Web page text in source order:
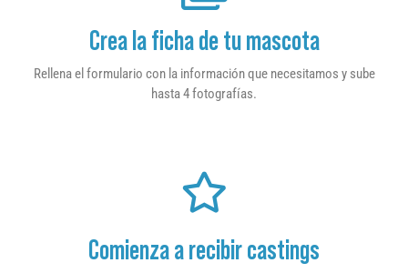
Crea la ficha de tu mascota
Rellena el formulario con la información que necesitamos y sube
hasta 4 fotografías.
Comienza a recibir castings